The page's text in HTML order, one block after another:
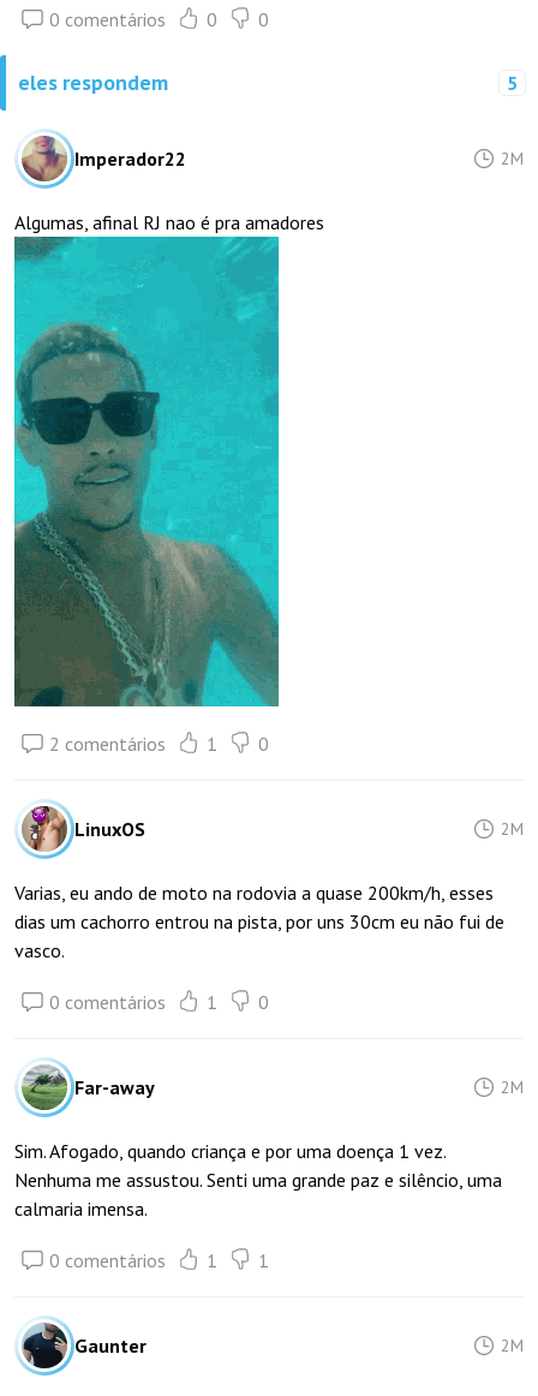
0 comentários 0 0
eles respondem 5
Imperador22 2M
Algumas, afinal RJ nao é pra amadores
2 comentários 1 0
LinuxOS 2M
Varias, eu ando de moto na rodovia a quase 200km/h, esses
dias um cachorro entrou na pista, por uns 30cm eu não fui de
vasco.
0 comentários 1 0
Far-away 2M
Sim. Afogado, quando criança e por uma doença 1 vez.
Nenhuma me assustou. Senti uma grande paz e silêncio, uma
calmaria imensa.
0 comentários 1 1
Gaunter 2M